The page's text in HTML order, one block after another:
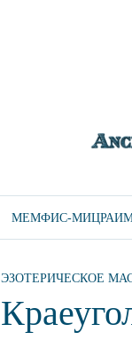
МЕМФИС-
ЭЗОТЕРИЧЕСКОЕ